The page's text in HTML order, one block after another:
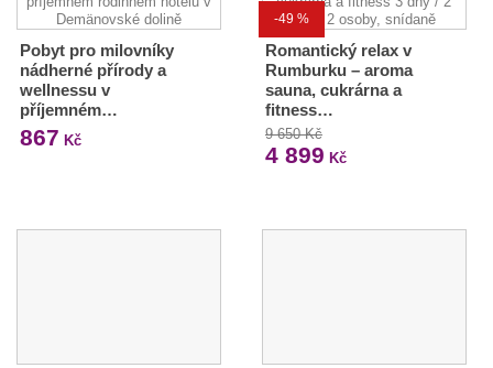
Pobyt pro milovníky
nádherné přírody a
wellnessu v
příjemném…
867 Kč
-49 %
Romantický relax v
Rumburku – aroma
sauna, cukrárna a
fitness…
9 650 Kč
4 899 Kč